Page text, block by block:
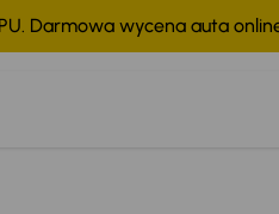
Darmowa wycena auta